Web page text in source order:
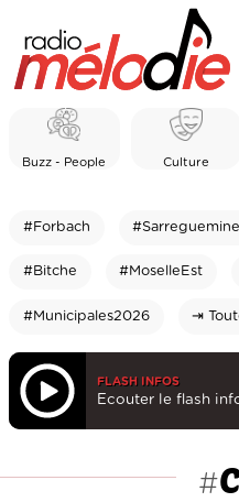
Buzz - People Culture
#Forbach
#Bitche #MoselleEst
#Municipales2026 ⇥
FLASH INFOS
Ecouter le flash
#